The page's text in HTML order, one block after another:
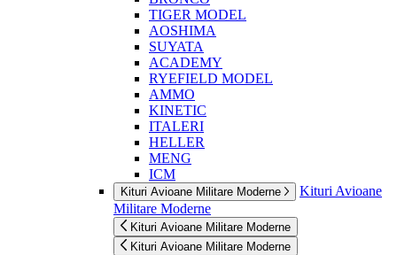
TIGER MODEL
AOSHIMA
SUYATA
ACADEMY
RYEFIELD MODEL
AMMO
KINETIC
ITALERI
HELLER
MENG
ICM
Kituri Avioane Militare Moderne
Kituri Avioane
Militare Moderne
Kituri Avioane Militare Moderne
Kituri Avioane Militare Moderne